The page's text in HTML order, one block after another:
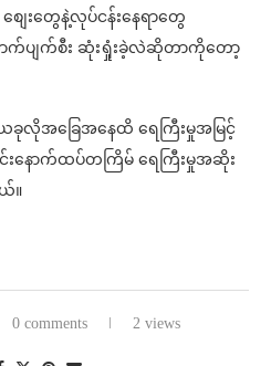
စျေးတွေနဲ့လုပ်ငန်းနေရာတွေ
ာက်ပျက်စီး ဆုံးရှုံးခဲ့လဲဆိုတာကိုတော့
ယခုလိုအခြေအနေထိ ရေကြီးမှုအမြင့်
င်းနောက်ထပ်တကြိမ် ရေကြီးမှုအဆိုး
။
0 comments 2 views